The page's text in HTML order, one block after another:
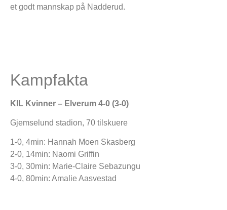
et godt mannskap på Nadderud.
Kampfakta
KIL Kvinner – Elverum 4-0 (3-0)
Gjemselund stadion, 70 tilskuere
1-0, 4min: Hannah Moen Skasberg
2-0, 14min: Naomi Griffin
3-0, 30min: Marie-Claire Sebazungu
4-0, 80min: Amalie Aasvestad